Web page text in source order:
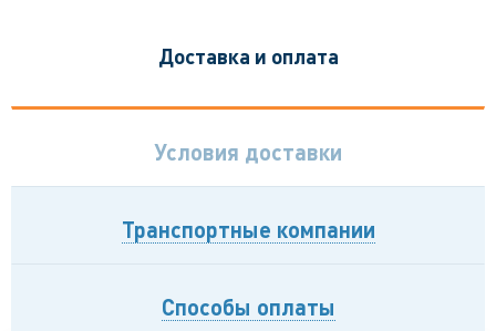
Доставка и оплата
Условия доставки
Транспортные компании
Способы оплаты